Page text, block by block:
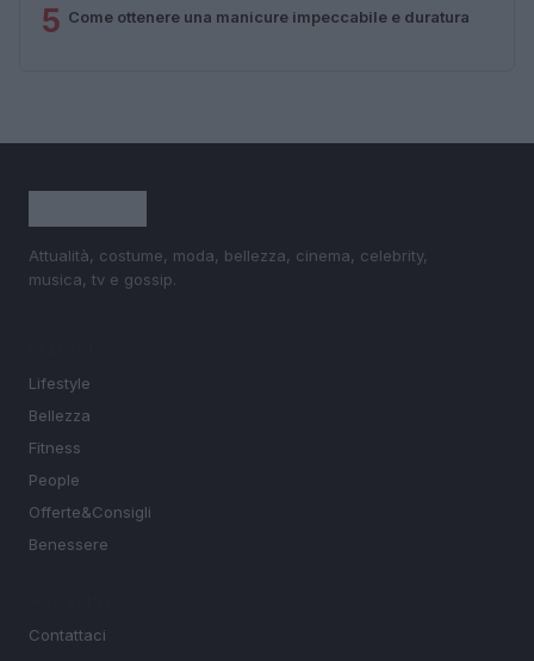
5 Come ottenere una manicure impeccabile e duratura
Attualità, costume, moda, bellezza, cinema, celebrity,
musica, tv e gossip.
Lifestyle
Bellezza
Fitness
People
Offerte&Consigli
Benessere
Contattaci